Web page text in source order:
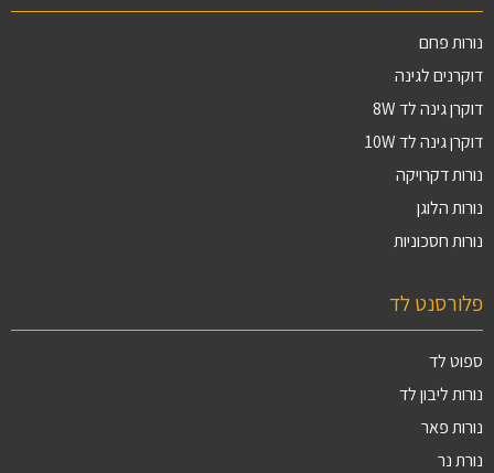
נורות פחם
דוקרנים לגינה
דוקרן גינה לד 8W
דוקרן גינה לד 10W
נורות דקרויקה
נורות הלוגן
נורות חסכוניות
פלורסנט לד
ספוט לד
נורות ליבון לד
נורות פאר
נורת נר